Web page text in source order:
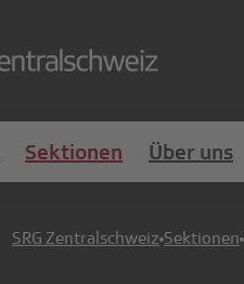
Sektionen Über uns
SRG Zentralschweiz Sektionen